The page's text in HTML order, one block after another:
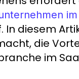
In diesem
die
im